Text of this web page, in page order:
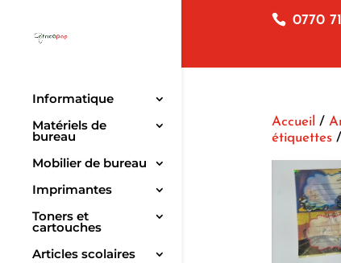
0770
Informatique
Matériels de
bureau
Mobilier de bureau
Imprimantes
Toners et
cartouches
Articles scolaires
Accueil /
étiquettes/